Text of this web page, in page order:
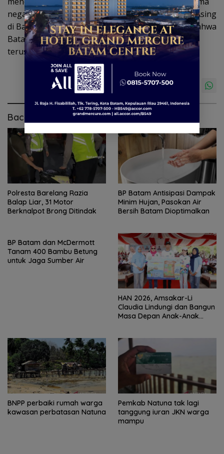
negara terbesar penyumbang Penanaman Modal Asing
di Batam. Fakta tersebut sekaligus menjadi bukti bahwa
Batam berhasil menjaga kepercayaan investor dan
terus berkembang sebagai kawasan strategis.
Baca Juga
Polresta Barelang Razia
Balap Liar, 31 Motor
Berknalpot Brong Ditindak
BP Batam Antisipasi Dampak
Minim Hujan, Pasokan Air
Bersih Batam Dioptimalkan
BP Batam dan McDermott
Tanam 400 Bambu Betung
untuk Jaga Sumber Air
HAN 2026, Amsakar-Li
Claudia Lindungi dan Bangun
Masa Depan Anak-Anak
BNPP perbaiki rumah warga
kawasan perbatasan Natuna
Pemkab Natuna tak lagi
tanggung iuran JKN warga
mampu